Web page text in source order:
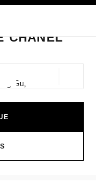
de recherche
CHANEL BOUTIQUE
CHANEL
Gu,
Heritage CHANEL